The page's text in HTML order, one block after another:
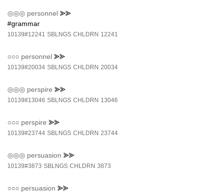
◎◎◎ personnel ⪢⪢
#grammar
10139#12241 SBLNGS CHLDRN 12241
○○○ personnel ⪢⪢
10139#20034 SBLNGS CHLDRN 20034
◎◎◎ perspire ⪢⪢
10139#13046 SBLNGS CHLDRN 13046
○○○ perspire ⪢⪢
10139#23744 SBLNGS CHLDRN 23744
◎◎◎ persuasion ⪢⪢
10139#3873 SBLNGS CHLDRN 3873
○○○ persuasion ⪢⪢